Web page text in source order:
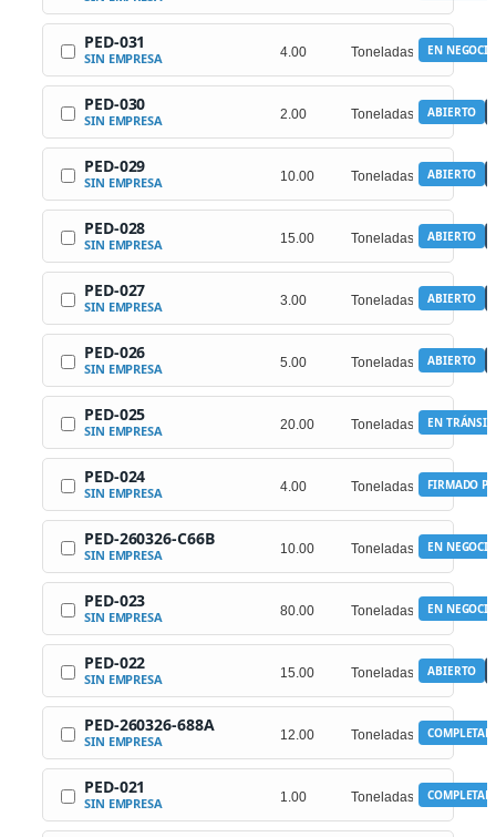
PED-031
SIN EMPRESA EN
PED-030
SIN EMPRESA ABIERTO
PED-029
SIN EMPRESA ABIERTO
PED-028
SIN EMPRESA ABIERTO
PED-027
SIN EMPRESA ABIERTO
PED-026
SIN EMPRESA ABIERTO
PED-025
SIN EMPRESA EN
PED-024
SIN EMPRESA FIRMADO
PED-260326-C66B
SIN EMPRESA EN
PED-023
SIN EMPRESA EN
PED-022
SIN EMPRESA ABIERTO
PED-260326-688A
SIN EMPRESA
PED-021
SIN EMPRESA